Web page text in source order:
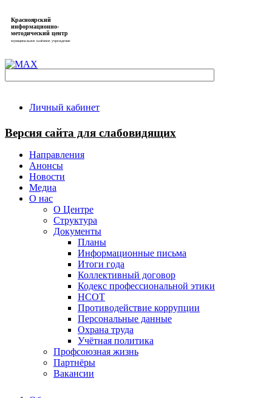
Красноярский
информационно-
методический центр
муниципальное казённое учреждение
Личный кабинет
Версия сайта для слабовидящих
Направления
Анонсы
Новости
Медиа
О нас
О Центре
Структура
Документы
Планы
Информационные письма
Итоги года
Коллективный договор
Кодекс профессиональной этики
НСОТ
Противодействие коррупции
Персональные данные
Охрана труда
Учётная политика
Профсоюзная жизнь
Партнёры
Вакансии